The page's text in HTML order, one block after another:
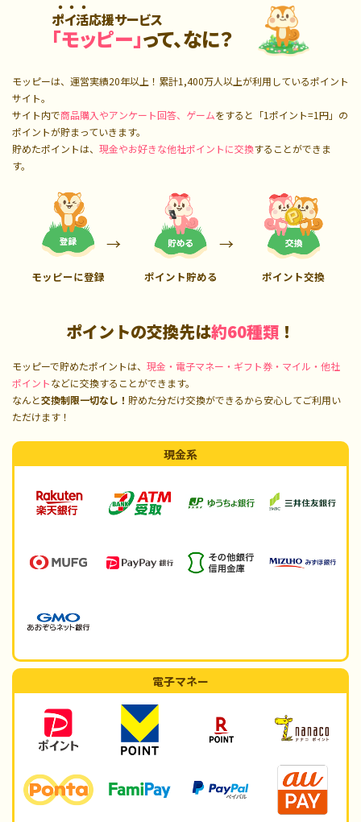
ポイ活応援サービス
「モッピー」って、なに？
モッピーは、運営実績20年以上！累計1,400万人以上が利用しているポイント
サイト。
サイト内で商品購入やアンケート回答、ゲームをすると「1ポイント=1円」の
ポイントが貯まっていきます。
貯めたポイントは、 現金やお好きな他社ポイントに交換することができま
す。
モッピーに登録 ポイント貯める ポイント交換
ポイントの交換先は約60種類 ！
モッピーで貯めたポイントは、 現金・電子マネー・ギフト券・マイル・他社
ポイントなどに交換することができます。
なんと交換制限一切なし！ 貯めた分だけ交換ができるから安心してご利用い
ただけます！
現金系
電子マネー